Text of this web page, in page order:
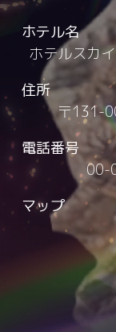
ホテル名
ホテルスカ
住所
〒131-
電話番号
00-
マップ